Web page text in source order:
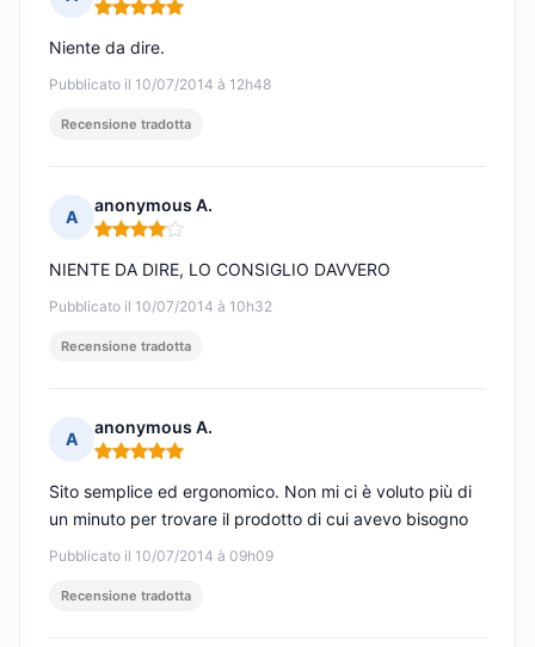
Nota: 5 su 5
Pubblicato il 10/07/2014 à 12h48
Niente da dire.
Recensione tradotta
A
anonymous A.
Nota: 4 su 5
Pubblicato il 10/07/2014 à 10h32
NIENTE DA DIRE, LO CONSIGLIO DAVVERO
Recensione tradotta
A
anonymous A.
Nota: 5 su 5
Pubblicato il 10/07/2014 à 09h09
Sito semplice ed ergonomico. Non mi ci è voluto più di
un minuto per trovare il prodotto di cui avevo bisogno
Recensione tradotta